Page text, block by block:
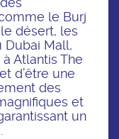
le Burj
désert, les
Dubai Mall,
Atlantis The
d’être une
des
et
un